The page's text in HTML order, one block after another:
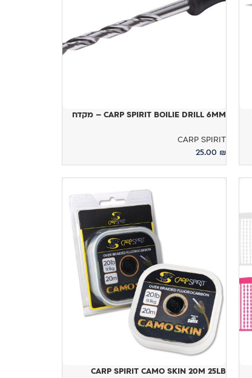
CARP SPIRIT BOILIE DRILL 6MM – מקדח
CARP SPIRIT
25.00 ₪
CARP SPIRIT CAMO SKIN 20M 25LB